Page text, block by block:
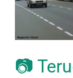
📷